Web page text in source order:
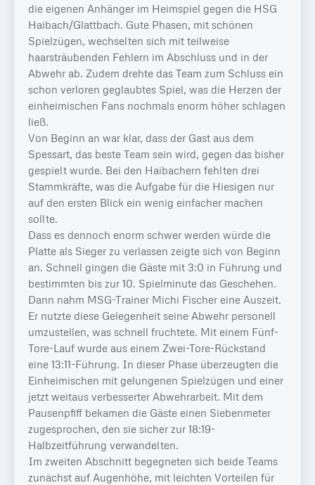
die eigenen Anhänger im Heimspiel gegen die HSG
Haibach/Glattbach. Gute Phasen, mit schönen
Spielzügen, wechselten sich mit teilweise
haarsträubenden Fehlern im Abschluss und in der
Abwehr ab. Zudem drehte das Team zum Schluss ein
schon verloren geglaubtes Spiel, was die Herzen der
einheimischen Fans nochmals enorm höher schlagen
ließ.
Von Beginn an war klar, dass der Gast aus dem
Spessart, das beste Team sein wird, gegen das bisher
gespielt wurde. Bei den Haibachern fehlten drei
Stammkräfte, was die Aufgabe für die Hiesigen nur
auf den ersten Blick ein wenig einfacher machen
sollte.
Dass es dennoch enorm schwer werden würde die
Platte als Sieger zu verlassen zeigte sich von Beginn
an. Schnell gingen die Gäste mit 3:0 in Führung und
bestimmten bis zur 10. Spielminute das Geschehen.
Dann nahm MSG-Trainer Michi Fischer eine Auszeit.
Er nutzte diese Gelegenheit seine Abwehr personell
umzustellen, was schnell fruchtete. Mit einem Fünf-
Tore-Lauf wurde aus einem Zwei-Tore-Rückstand
eine 13:11-Führung. In dieser Phase überzeugten die
Einheimischen mit gelungenen Spielzügen und einer
jetzt weitaus verbesserter Abwehrarbeit. Mit dem
Pausenpfiff bekamen die Gäste einen Siebenmeter
zugesprochen, den sie sicher zur 18:19-
Halbzeitführung verwandelten.
Im zweiten Abschnitt begegneten sich beide Teams
zunächst auf Augenhöhe, mit leichten Vorteilen für